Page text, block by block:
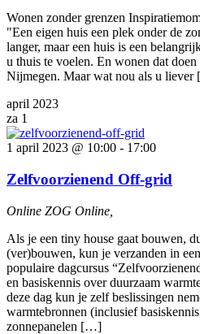
Wonen zonder grenzen
"Een eigen huis een plek onder de
langer, maar een huis is een
u thuis te voelen. En wonen dat
Nijmegen. Maar wat nou als u
april 2023
za 1
1 april 2023 @ 10:00 - 17:00
Zelfvoorzienend Off-grid
Online ZOG Online,
Als je een tiny house gaat bouwen,
(ver)bouwen, kun je verzanden in
populaire dagcursus
en basiskennis over duurzaam
deze dag kun je zelf beslissingen
warmtebronnen (inclusief
zonnepanelen […]